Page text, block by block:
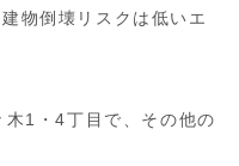
物倒壊リスクは低いエ
1・4丁目で、その他の